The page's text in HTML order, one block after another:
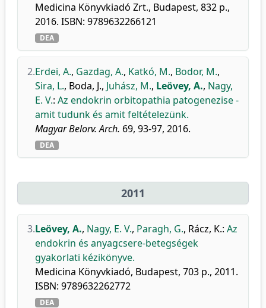
Medicina Könyvkiadó Zrt., Budapest, 832 p.,
2016. ISBN: 9789632266121
DEA
2.Erdei, A., Gazdag, A., Katkó, M., Bodor, M.,
Sira, L., Boda, J., Juhász, M., Leövey, A., Nagy,
E. V.: Az endokrin orbitopathia patogenezise -
amit tudunk és amit feltételezünk.
Magyar Belorv. Arch. 69, 93-97, 2016.
DEA
2011
3.Leövey, A., Nagy, E. V., Paragh, G., Rácz, K.: Az
endokrin és anyagcsere-betegségek
gyakorlati kézikönyve.
Medicina Könyvkiadó, Budapest, 703 p., 2011.
ISBN: 9789632262772
DEA